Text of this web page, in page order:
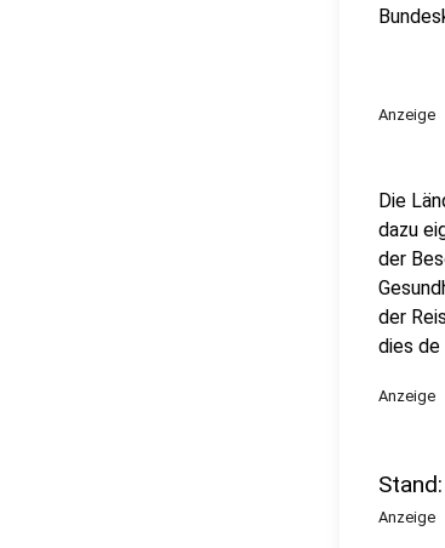
Anzeige
Die
dazu
der
der
dies de
Anzeige
Anzeige